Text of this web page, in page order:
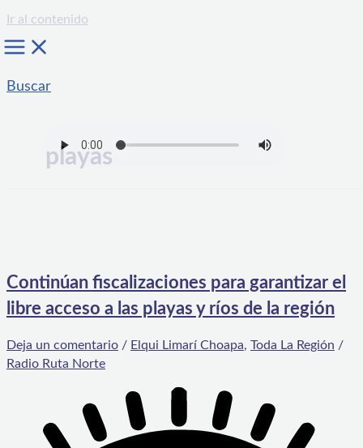
Ir al contenido
Buscar
playas
Continúan fiscalizaciones para garantizar el
libre acceso a las playas y ríos de la región
Deja un comentario / Elqui Limarí Choapa, Toda La Región /
Radio Ruta Norte